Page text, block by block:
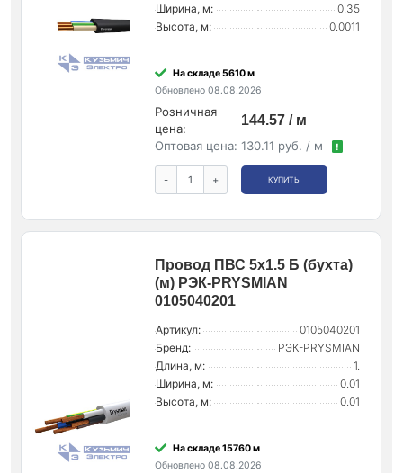
Ширина, м:
0.35
Высота, м:
0.0011
На складе 5610 м
Обновлено 08.08.2026
Розничная
цена:
144.57 / м
Оптовая цена: 130.11 руб. / м !
- + КУПИТЬ
Провод ПВС 5х1.5 Б (бухта)
(м) РЭК-PRYSMIAN
0105040201
Артикул:
0105040201
Бренд:
РЭК-PRYSMIAN
Длина, м:
1.
Ширина, м:
0.01
Высота, м:
0.01
На складе 15760 м
Обновлено 08.08.2026